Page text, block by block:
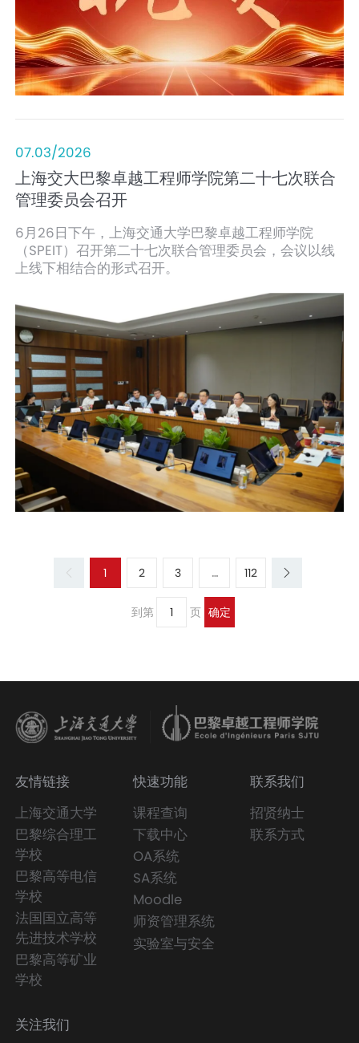
07.03/2026
上海交大巴黎卓越工程师学院第二十七次联合
管理委员会召开
6月26日下午，上海交通大学巴黎卓越工程师学院
（SPEIT）召开第二十七次联合管理委员会，会议以线
上线下相结合的形式召开。
1 2 3 … 112
到第 页 确定
友情链接
上海交通大学
巴黎综合理工
学校
巴黎高等电信
学校
法国国立高等
先进技术学校
巴黎高等矿业
学校
快速功能
课程查询
下载中心
OA系统
SA系统
Moodle
师资管理系统
实验室与安全
联系我们
招贤纳士
联系方式
关注我们